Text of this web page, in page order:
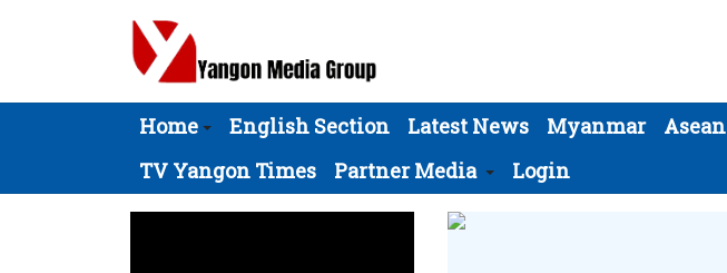
Home English Section Latest News Myanmar Asean
TV Yangon Times
Partner Media Login